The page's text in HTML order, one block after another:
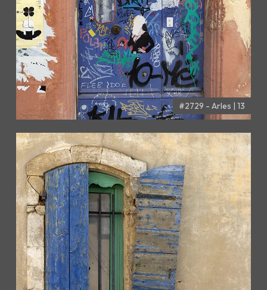
#2729 - Arles | 13